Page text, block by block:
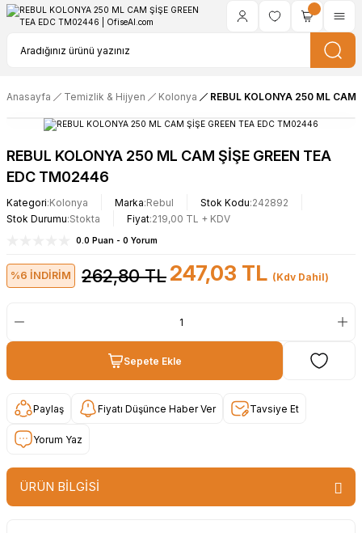
Anasayfa Temizlik & Hijyen Kolonya REBUL KOLONYA 250 ML CAM
REBUL KOLONYA 250 ML CAM ŞİŞE GREEN TEA
EDC TM02446
Kategori Kolonya Marka Rebul Stok Kodu 242892
Stok Durumu Stokta Fiyat 219,00 TL + KDV
0.0 Puan - 0 Yorum
%6 İNDİRİM 262,80 TL247,03 TL (Kdv Dahil)
Sepete Ekle
Paylaş Fiyatı Düşünce Haber Ver Tavsiye Et
Yorum Yaz
ÜRÜN BİLGİSİ